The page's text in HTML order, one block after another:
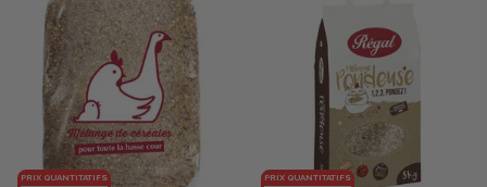
PRIX QUANTITATIFS
PRIX QUANTITATIFS